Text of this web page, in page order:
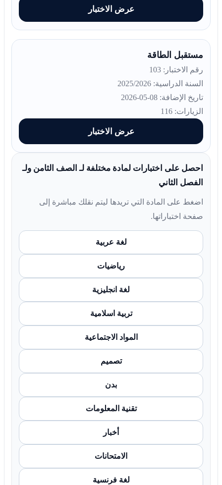
عرض الاختبار
مستقبل الطاقة
رقم الاختبار: 103
السنة الدراسية: 2025/2026
تاريخ الإضافة: 08-05-2026
الزيارات: 116
عرض الاختبار
احصل على اختبارات لمادة مختلفة لـ الصف الثامن ولـ
الفصل الثاني
اضغط على المادة التي تريدها ليتم نقلك مباشرة إلى
صفحة اختباراتها.
لغة عربية
رياضيات
لغة انجليزية
تربية اسلامية
المواد الاجتماعية
تصميم
بدن
تقنية المعلومات
أخبار
الامتحانات
لغة فرنسية